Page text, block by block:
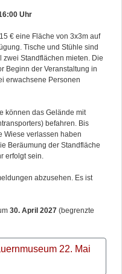
Uhr
€ eine Fläche von 3x3m auf
Tische und Stühle sind
Standflächen mieten. Die
Beginn der Veranstaltung in
erwachsene Personen
können das Gelände mit
befahren. Bis
Wiese verlassen haben
Beräumung der Standfläche
erfolgt sein.
abzusehen. Es ist
30. April 2027 (begrenzte
22. Mai